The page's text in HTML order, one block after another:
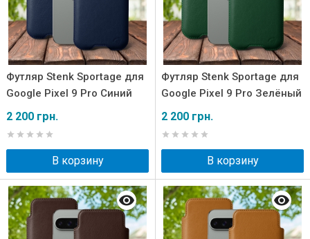
Футляр Stenk Sportage для
Google Pixel 9 Pro Синий
2 200 грн.
В корзину
Футляр Stenk Sportage для
Google Pixel 9 Pro Зелёный
2 200 грн.
В корзину